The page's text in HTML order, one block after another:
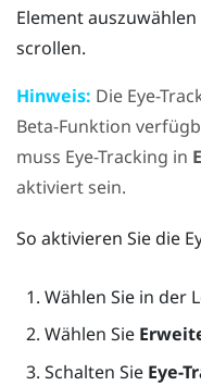
Element
scrollen.
Hinweis: Die Eye-
Beta-Funktion
muss Eye-Tracking in
aktiviert sein.
So aktivieren Sie die
Wählen Sie in der
Wählen Sie
Schalten Sie Eye-